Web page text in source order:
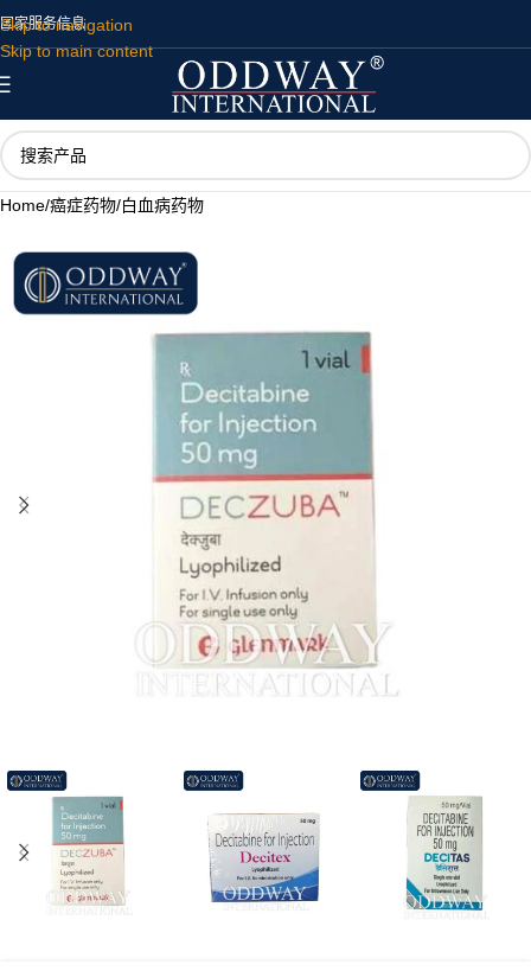
Skip to navigation
Skip to main content
国家服务信息
Home/癌症药物/白血病药物